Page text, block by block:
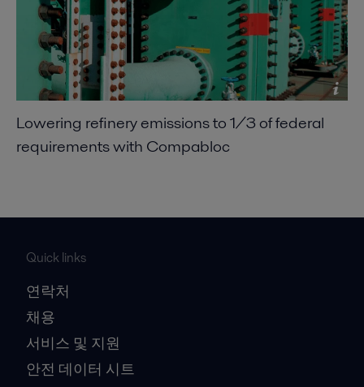
Lowering refinery emissions to 1/3 of federal
requirements with Compabloc
Quick links
연락처
채용
서비스 및 지원
안전 데이터 시트